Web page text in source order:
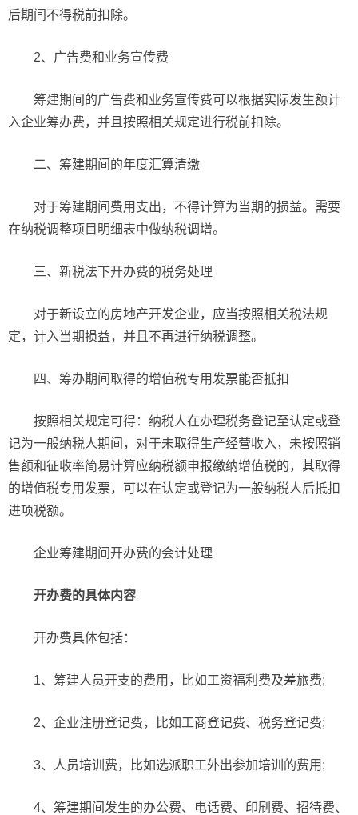
后期间不得税前扣除。
2、广告费和业务宣传费
筹建期间的广告费和业务宣传费可以根据实际发生额计
入企业筹办费，并且按照相关规定进行税前扣除。
二、筹建期间的年度汇算清缴
对于筹建期间费用支出，不得计算为当期的损益。需要
在纳税调整项目明细表中做纳税调增。
三、新税法下开办费的税务处理
对于新设立的房地产开发企业，应当按照相关税法规
定，计入当期损益，并且不再进行纳税调整。
四、筹办期间取得的增值税专用发票能否抵扣
按照相关规定可得：纳税人在办理税务登记至认定或登
记为一般纳税人期间，对于未取得生产经营收入，未按照销
售额和征收率简易计算应纳税额申报缴纳增值税的，其取得
的增值税专用发票，可以在认定或登记为一般纳税人后抵扣
进项税额。
企业筹建期间开办费的会计处理
开办费的具体内容
开办费具体包括：
1、筹建人员开支的费用，比如工资福利费及差旅费;
2、企业注册登记费，比如工商登记费、税务登记费;
3、人员培训费，比如选派职工外出参加培训的费用;
4、筹建期间发生的办公费、电话费、印刷费、招待费、